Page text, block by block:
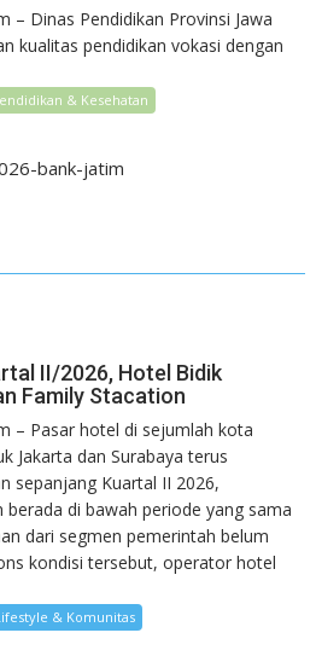
– Dinas Pendidikan Provinsi Jawa
kualitas pendidikan vokasi dengan
& Kesehatan
II/2026, Hotel Bidik
Family Stacation
– Pasar hotel di sejumlah kota
Jakarta dan Surabaya terus
sepanjang Kuartal II 2026,
di bawah periode yang sama
dari segmen pemerintah belum
kondisi tersebut, operator hotel
& Komunitas